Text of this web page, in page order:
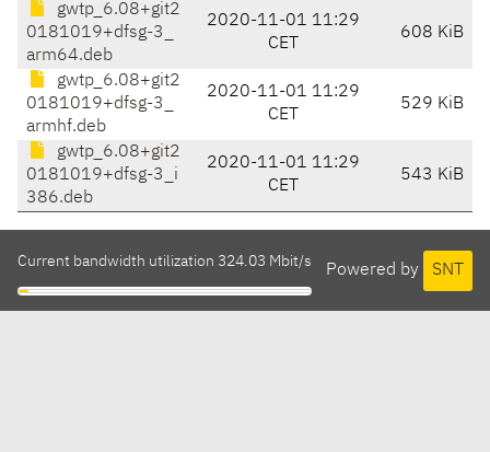
gwtp_6.08+git2
0181019+dfsg-3_
arm64.deb
2020-11-01 11:29
CET
608 KiB
gwtp_6.08+git2
0181019+dfsg-3_
armhf.deb
2020-11-01 11:29
CET
529 KiB
gwtp_6.08+git2
0181019+dfsg-3_i
386.deb
2020-11-01 11:29
CET
543 KiB
Powered by SNT
Current bandwidth utilization 324.03 Mbit/s